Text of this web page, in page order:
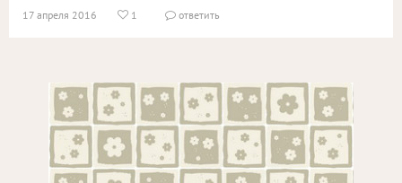
17 апреля 2016  1  ответить